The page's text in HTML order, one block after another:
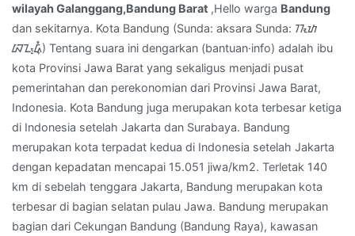
Barat
wilayah Galanggang,Bandung Barat ,Hello warga Bandung
dan sekitarnya. Kota Bandung (Sunda: aksara Sunda: ᮊᮧᮒ
ᮘᮔ᮪ᮓᮥᮀ) Tentang suara ini dengarkan (bantuan·info) adalah ibu
kota Provinsi Jawa Barat yang sekaligus menjadi pusat
pemerintahan dan perekonomian dari Provinsi Jawa Barat,
Indonesia. Kota Bandung juga merupakan kota terbesar ketiga
di Indonesia setelah Jakarta dan Surabaya. Bandung
merupakan kota terpadat kedua di Indonesia setelah Jakarta
dengan kepadatan mencapai 15.051 jiwa/km2. Terletak 140
km di sebelah tenggara Jakarta, Bandung merupakan kota
terbesar di bagian selatan pulau Jawa. Bandung merupakan
bagian dari Cekungan Bandung (Bandung Raya), kawasan